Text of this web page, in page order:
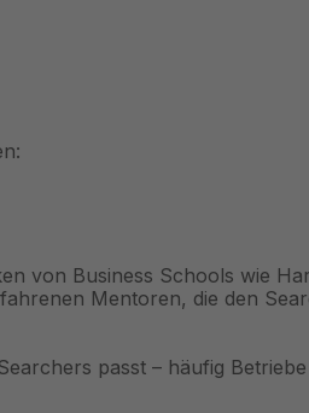
von Business Schools wie
Mentoren, die den
passt – häufig